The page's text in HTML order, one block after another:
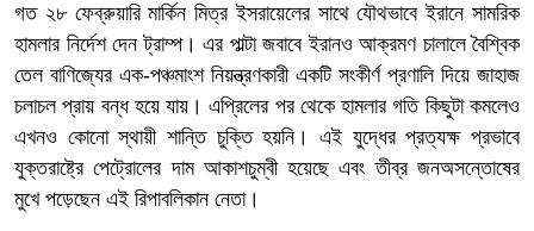
গত ২৮ ফেব্রুয়ারি মার্কিন মিত্র ইসরায়েলের সাথে যৌথভাবে ইরানে সামরিক
হামলার নির্দেশ দেন ট্রাম্প। এর পাল্টা জবাবে ইরানও আক্রমণ চালালে বৈশ্বিক
তেল বাণিজ্যের এক-পঞ্চমাংশ নিয়ন্ত্রণকারী একটি সংকীর্ণ প্রণালি দিয়ে জাহাজ
চলাচল প্রায় বন্ধ হয়ে যায়। এপ্রিলের পর থেকে হামলার গতি কিছুটা কমলেও
এখনও কোনো স্থায়ী শান্তি চুক্তি হয়নি। এই যুদ্ধের প্রত্যক্ষ প্রভাবে
যুক্তরাষ্ট্রে পেট্রোলের দাম আকাশচুম্বী হয়েছে এবং তীব্র জনঅসন্তোষের
মুখে পড়েছেন এই রিপাবলিকান নেতা।